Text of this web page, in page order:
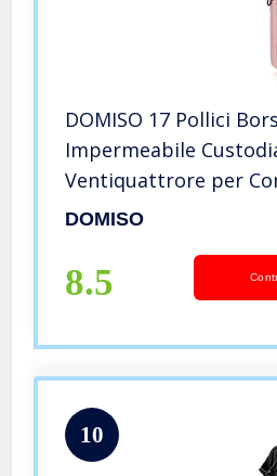
DOMISO 17 Pollici
Impermeabile
Ventiquattrore per
Portatile/Tablet/
DOMISO
8.5
10